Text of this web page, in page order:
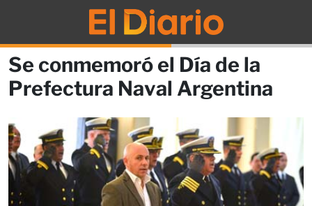
Se conmemoró el Día de la
Prefectura Naval Argentina